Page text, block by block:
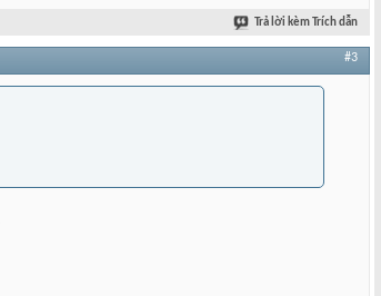
Trả lời kèm Trích dẫn
#3